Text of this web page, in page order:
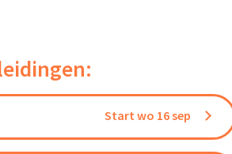
Start wo 16 sep